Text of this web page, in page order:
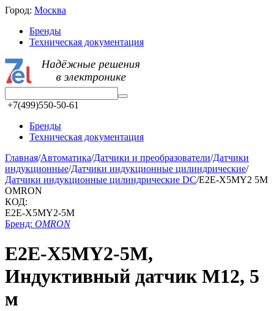
Город: Москва
Бренды
Техническая документация
+7(499)550-50-61
Бренды
Техническая документация
Главная/Автоматика/Датчики и преобразователи/Датчики
индукционные/Датчики индукционные цилиндрические/
Датчики индукционные цилиндрические DC/E2E-X5MY2 5M
OMRON
КОД:
E2E-X5MY2-5M
Бренд: OMRON
E2E-X5MY2-5M,
Индуктивный датчик M12, 5
м